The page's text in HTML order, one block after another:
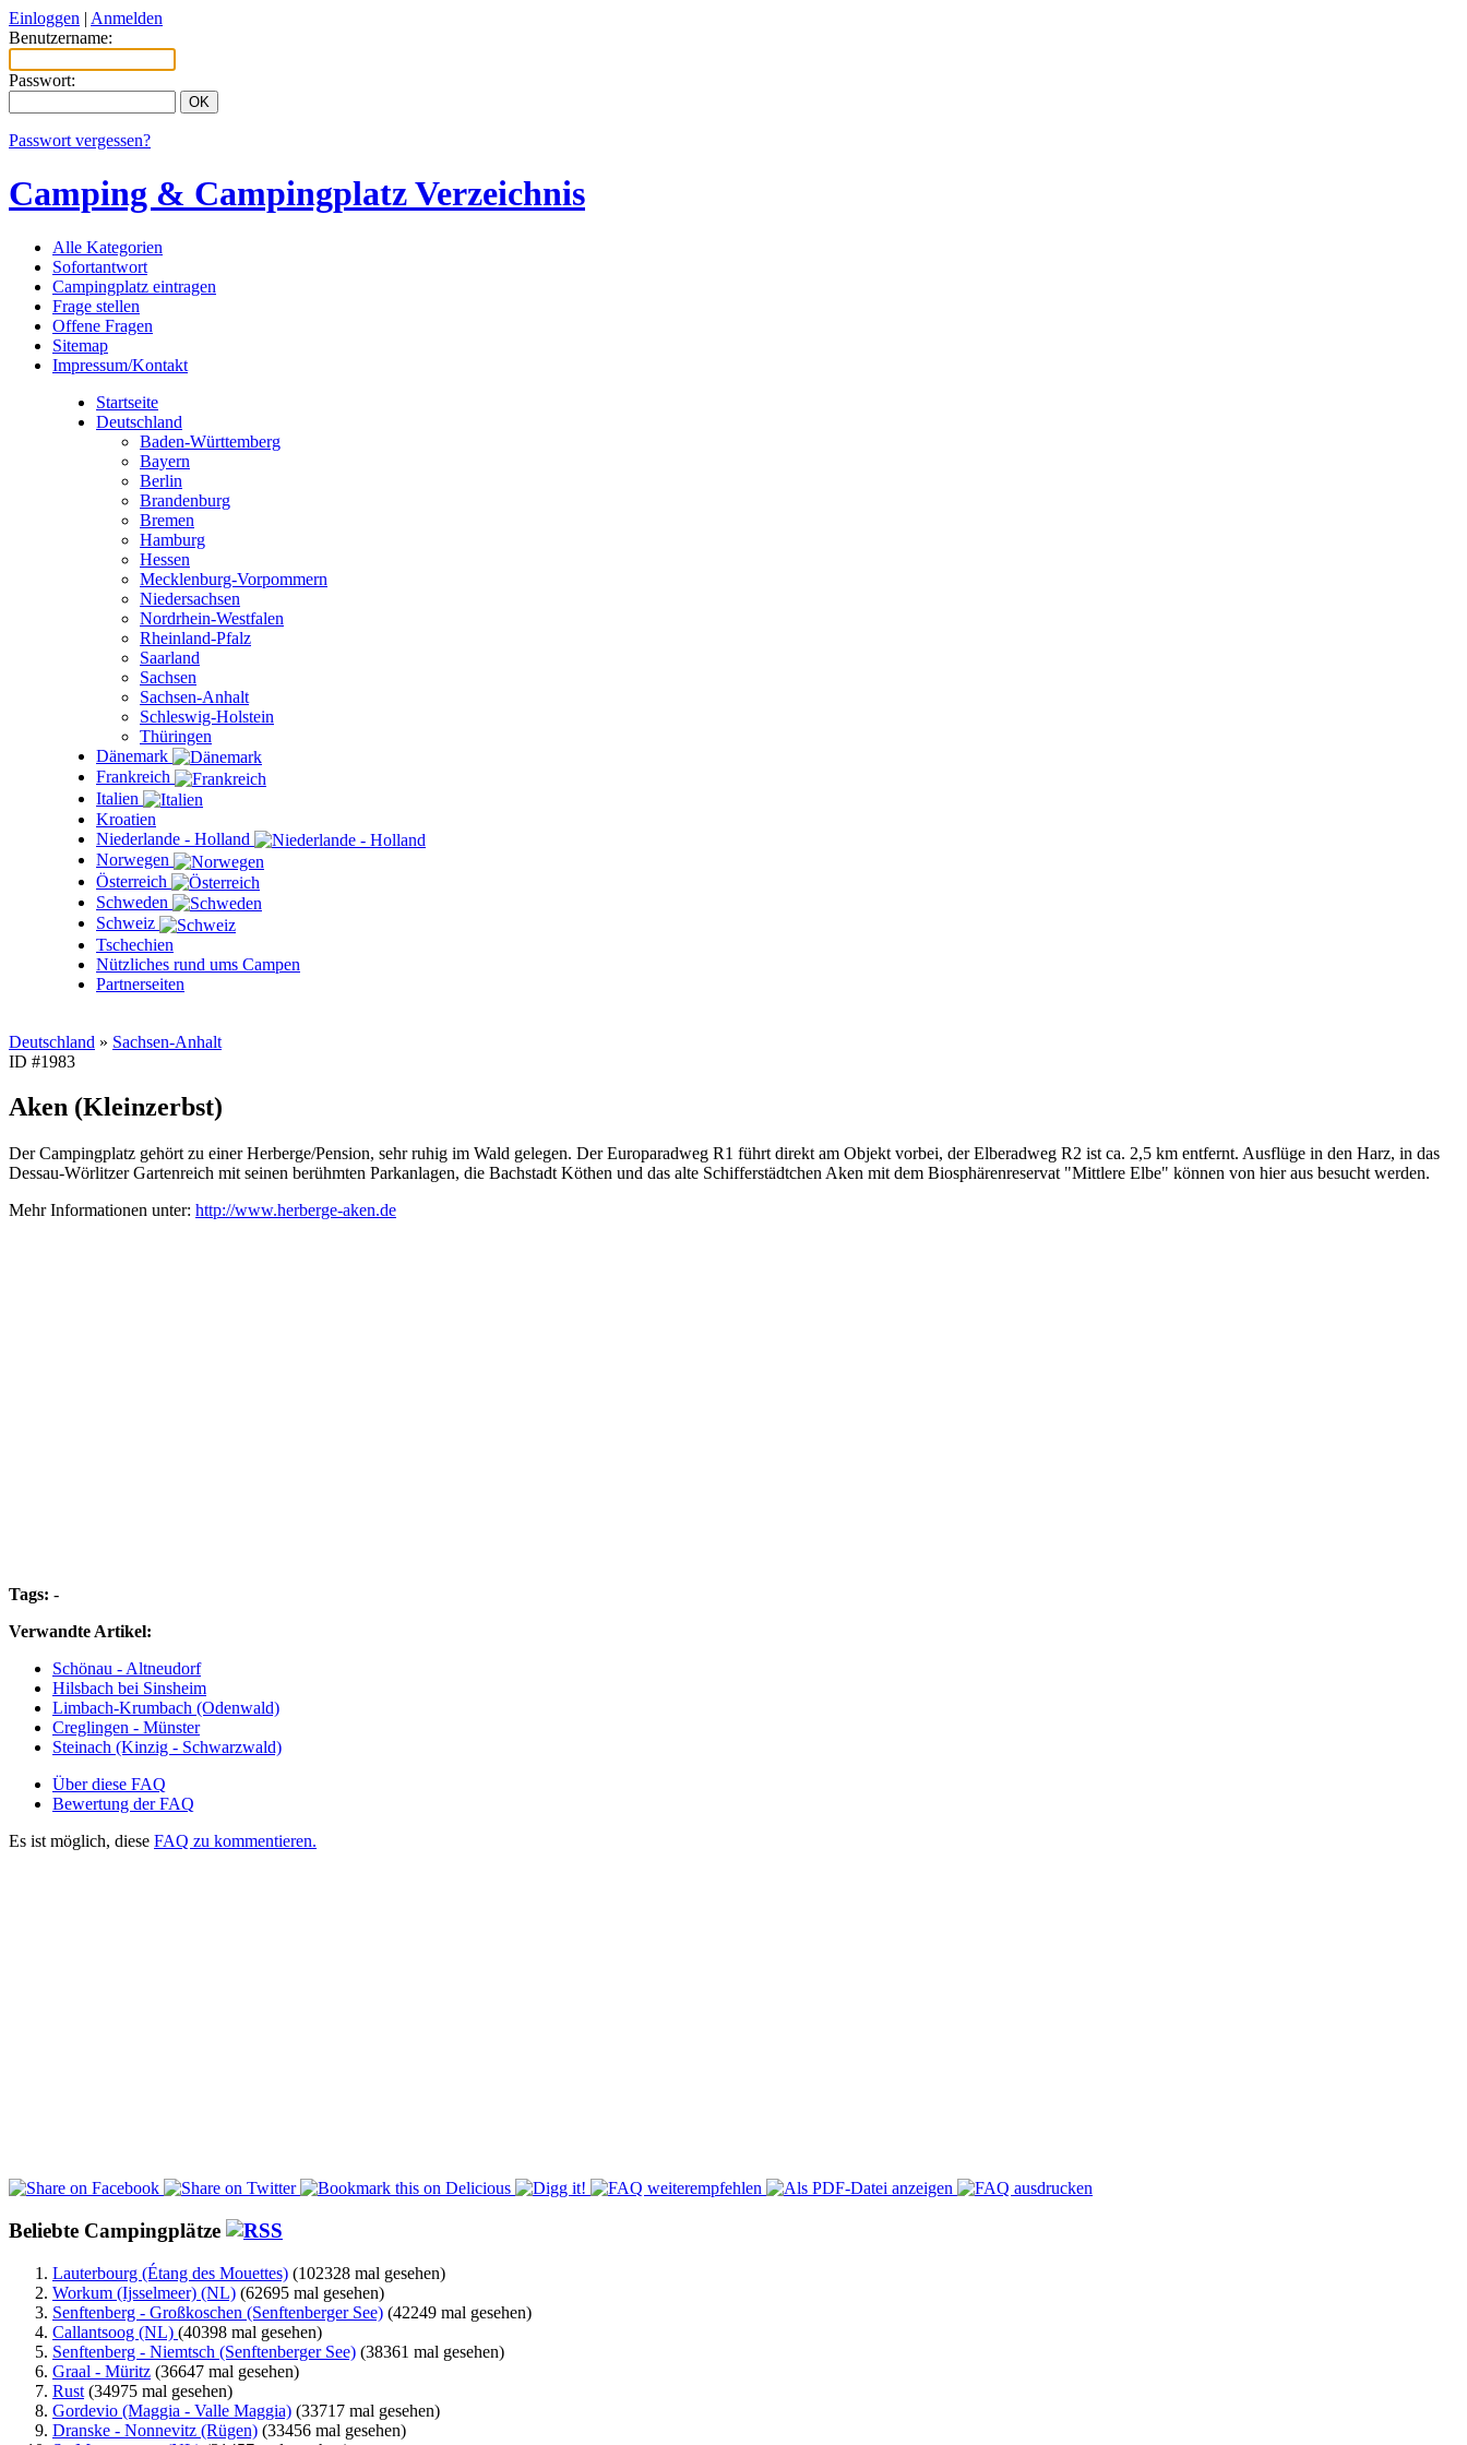
Einloggen | Anmelden
Benutzername:
Passwort:
Passwort vergessen?
Camping & Campingplatz Verzeichnis
Alle Kategorien
Sofortantwort
Campingplatz eintragen
Frage stellen
Offene Fragen
Sitemap
Impressum/Kontakt
Startseite
Deutschland
Baden-Württemberg
Bayern
Berlin
Brandenburg
Bremen
Hamburg
Hessen
Mecklenburg-Vorpommern
Niedersachsen
Nordrhein-Westfalen
Rheinland-Pfalz
Saarland
Sachsen
Sachsen-Anhalt
Schleswig-Holstein
Thüringen
Dänemark
Frankreich
Italien
Kroatien
Niederlande - Holland
Norwegen
Österreich
Schweden
Schweiz
Tschechien
Nützliches rund ums Campen
Partnerseiten
Deutschland » Sachsen-Anhalt
ID #1983
Aken (Kleinzerbst)
Der Campingplatz gehört zu einer Herberge/Pension, sehr ruhig im Wald gelegen. Der Europaradweg R1 führt direkt am Objekt vorbei, der Elberadweg R2 ist ca. 2,5 km entfernt. Ausflüge in den Harz, in das
Dessau-Wörlitzer Gartenreich mit seinen berühmten Parkanlagen, die Bachstadt Köthen und das alte Schifferstädtchen Aken mit dem Biosphärenreservat "Mittlere Elbe" können von hier aus besucht werden.
Mehr Informationen unter: http://www.herberge-aken.de
Tags: -
Verwandte Artikel:
Schönau - Altneudorf
Hilsbach bei Sinsheim
Limbach-Krumbach (Odenwald)
Creglingen - Münster
Steinach (Kinzig - Schwarzwald)
Über diese FAQ
Bewertung der FAQ
Es ist möglich, diese FAQ zu kommentieren.
Beliebte Campingplätze
Lauterbourg (Étang des Mouettes) (102328 mal gesehen)
Workum (Ijsselmeer) (NL) (62695 mal gesehen)
Senftenberg - Großkoschen (Senftenberger See) (42249 mal gesehen)
Callantsoog (NL) (40398 mal gesehen)
Senftenberg - Niemtsch (Senftenberger See) (38361 mal gesehen)
Graal - Müritz (36647 mal gesehen)
Rust (34975 mal gesehen)
Gordevio (Maggia - Valle Maggia) (33717 mal gesehen)
Dranske - Nonnevitz (Rügen) (33456 mal gesehen)